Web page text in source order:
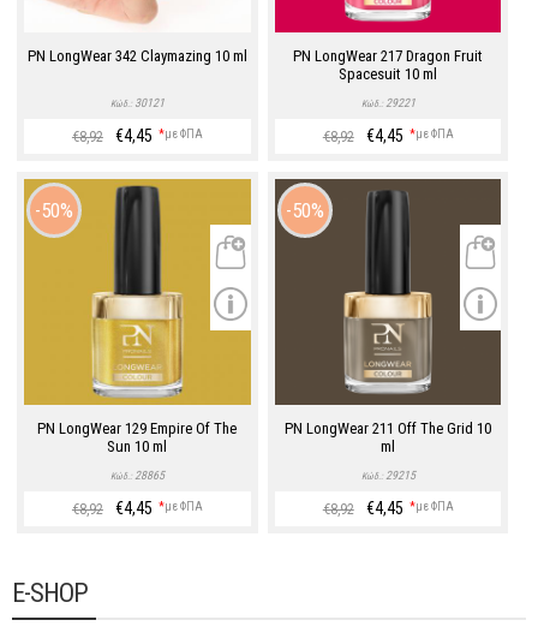
PN LongWear 342 Claymazing 10 ml
Κώδ.: 30121
€8,92 €4,45 *με ΦΠΑ
PN LongWear 217 Dragon Fruit
Spacesuit 10 ml
Κώδ.: 29221
€8,92 €4,45 *με ΦΠΑ
50%
PN LongWear 129 Empire Of The
Sun 10 ml
Κώδ.: 28865
€8,92 €4,45 *με ΦΠΑ
50%
PN LongWear 211 Off The Grid 10
ml
Κώδ.: 29215
€8,92 €4,45 *με ΦΠΑ
E-SHOP